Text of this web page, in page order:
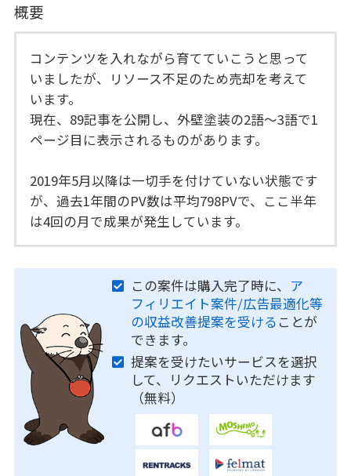
概要
コンテンツを入れながら育てていこうと思って
いましたが、リソース不足のため売却を考えて
います。
現在、89記事を公開し、外壁塗装の2語～3語で1
ページ目に表示されるものがあります。
2019年5月以降は一切手を付けていない状態です
が、過去1年間のPV数は平均798PVで、ここ半年
は4回の月で成果が発生しています。
この案件は購入完了時に、 ア
フィリエイト案件/広告最適化等
の収益改善提案を受ける ことが
できます。
提案を受けたいサービスを選択
して、リクエストいただけます
（無料）